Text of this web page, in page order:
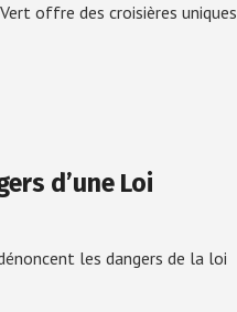
offre des croisières uniques
d’une Loi
les dangers de la loi